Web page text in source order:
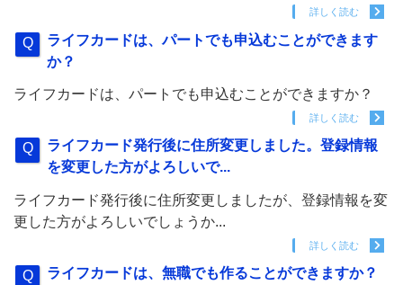
詳しく読む
ライフカードは、パートでも申込むことができます
か？
ライフカードは、パートでも申込むことができますか？
詳しく読む
ライフカード発行後に住所変更しました。登録情報
を変更した方がよろしいで...
ライフカード発行後に住所変更しましたが、登録情報を変
更した方がよろしいでしょうか...
詳しく読む
ライフカードは、無職でも作ることができますか？